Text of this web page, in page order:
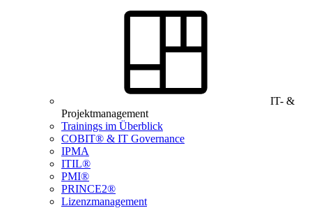
IT- &
Projektmanagement
Trainings im Überblick
COBIT® & IT Governance
IPMA
ITIL®
PMI®
PRINCE2®
Lizenzmanagement